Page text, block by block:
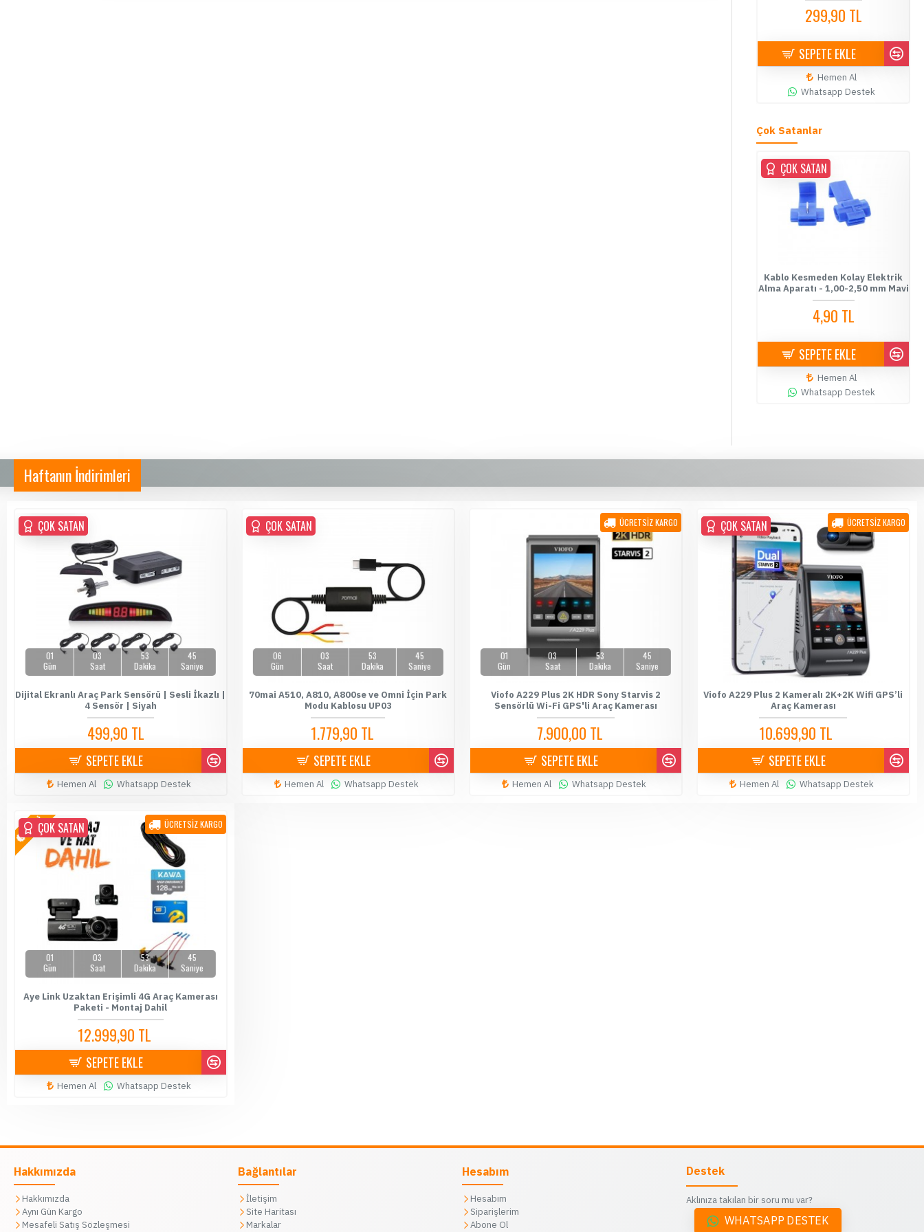
299,90 TL
SEPETE EKLE
Hemen Al
Whatsapp Destek
Çok Satanlar
ÇOK SATAN
Kablo Kesmeden Kolay Elektrik
Alma Aparatı - 1,00-2,50 mm Mavi
4,90 TL
SEPETE EKLE
Hemen Al
Whatsapp Destek
Haftanın İndirimleri
ÇOK SATAN
ÇOK SATAN
01
Gün
03
Saat
53
Dakika
44
Saniye
Dijital Ekranlı Araç Park Sensörü | Sesli İkazlı |
4 Sensör | Siyah
499,90 TL
SEPETE EKLE
Hemen Al Whatsapp Destek
ÇOK SATAN
06
Gün
03
Saat
53
Dakika
44
Saniye
70mai A510, A810, A800se ve Omni İçin Park
Modu Kablosu UP03
1.779,90 TL
SEPETE EKLE
Hemen Al Whatsapp Destek
ÜCRETSİZ KARGO
01
Gün
03
Saat
53
Dakika
44
Saniye
Viofo A229 Plus 2K HDR Sony Starvis 2
Sensörlü Wi-Fi GPS'li Araç Kamerası
7.900,00 TL
SEPETE EKLE
Hemen Al Whatsapp Destek
ÜCRETSİZ KARGO
ÇOK SATAN
ÇOK SATAN
Viofo A229 Plus 2 Kameralı 2K+2K Wifi GPS’li
Araç Kamerası
10.699,90 TL
SEPETE EKLE
Hemen Al Whatsapp Destek
YENİ ÜCRETSİZ KARGO
ÇOK SATAN
01
Gün
03
Saat
53
Dakika
44
Saniye
Aye Link Uzaktan Erişimli 4G Araç Kamerası
Paketi - Montaj Dahil
12.999,90 TL
SEPETE EKLE
Hemen Al Whatsapp Destek
Hakkımızda
Hakkımızda
Aynı Gün Kargo
Mesafeli Satış Sözleşmesi
Bağlantılar
İletişim
Site Haritası
Markalar
Hesabım
Hesabım
Siparişlerim
Abone Ol
Destek
Aklınıza takılan bir soru mu var?
WHATSAPP DESTEK